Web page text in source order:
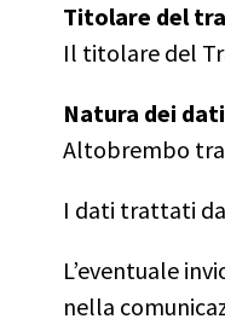
Titolare del
Il titolare del
Natura dei
Altobrembo
I dati trattati
L’eventuale
nella